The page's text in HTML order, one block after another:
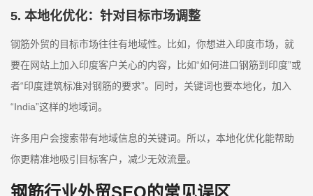
5. 本地化优化：针对目标市场调整
钢筋外贸的目标市场往往有地域性。比如，你想进入印度市场，就
要在网站上加入印度客户关心的内容，比如“如何进口钢筋到印度”或
者“印度建筑标准对钢筋的要求”。同时，关键词也要本地化，加入
“India”这样的地域词。
许多用户会搜索带有地域信息的关键词。所以，本地化优化能帮助
你更精准地吸引目标客户，减少无效流量。
钢筋行业外贸SEO的常见误区